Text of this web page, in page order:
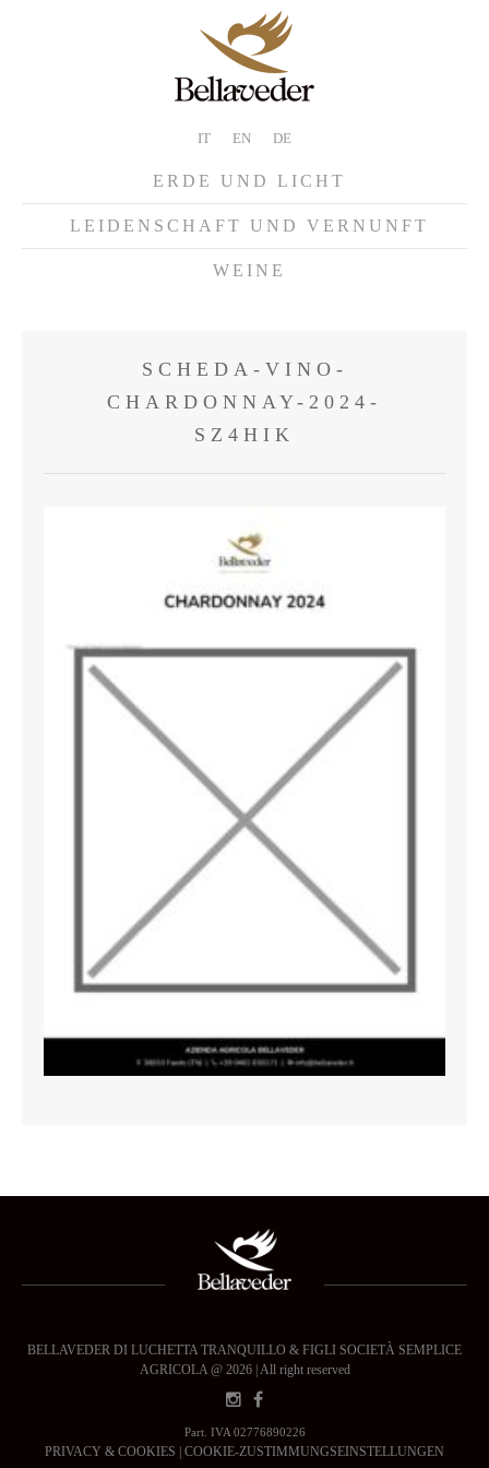
IT EN DE
ERDE UND LICHT
LEIDENSCHAFT UND VERNUNFT
WEINE
SCHEDA-VINO-
CHARDONNAY-2024-
SZ4HIK
BELLAVEDER DI LUCHETTA TRANQUILLO & FIGLI SOCIETÀ SEMPLICE
AGRICOLA @ 2026 | All right reserved
Part. IVA 02776890226
PRIVACY & COOKIES | COOKIE-ZUSTIMMUNGSEINSTELLUNGEN